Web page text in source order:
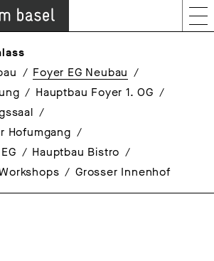
Foyer EG Neubau
Hauptbau Foyer 1. OG
Hofumgang
Hauptbau Bistro
Grosser Innenhof